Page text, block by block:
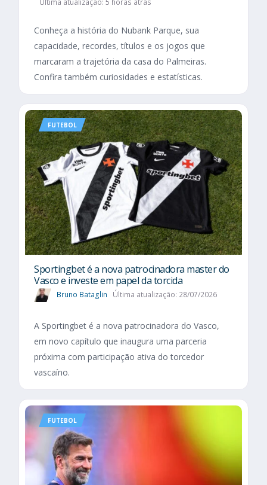
Conheça a história do Nubank Parque, sua
capacidade, recordes, títulos e os jogos que
marcaram a trajetória da casa do Palmeiras.
Confira também curiosidades e estatísticas.
FUTEBOL
Sportingbet é a nova patrocinadora master do
Vasco e investe em papel da torcida
Bruno Bataglin Última atualização: 28/07/2026
A Sportingbet é a nova patrocinadora do Vasco,
em novo capítulo que inaugura uma parceria
próxima com participação ativa do torcedor
vascaíno.
FUTEBOL